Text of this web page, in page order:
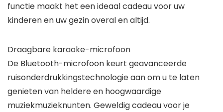
functie maakt het een ideaal cadeau voor uw
kinderen en uw gezin overal en altijd.
Draagbare karaoke-microfoon
De Bluetooth-microfoon keurt geavanceerde
ruisonderdrukkingstechnologie aan om u te laten
genieten van heldere en hoogwaardige
muziekmuzieknunten. Geweldig cadeau voor je